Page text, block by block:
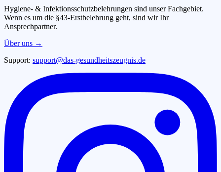
Hygiene- & Infektionsschutzbelehrungen sind unser Fachgebiet.
Wenn es um die §43-Erstbelehrung geht, sind wir Ihr
Ansprechpartner.
Über uns →
Support: support@das-gesundheitszeugnis.de